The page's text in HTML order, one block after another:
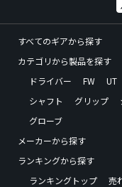
すべてのギアから探す
カテゴリから製品を探す
ドライバー
FW UT
シャフト
グリップ
グローブ
メーカーから探す
ランキングから探す
ランキングトップ
売